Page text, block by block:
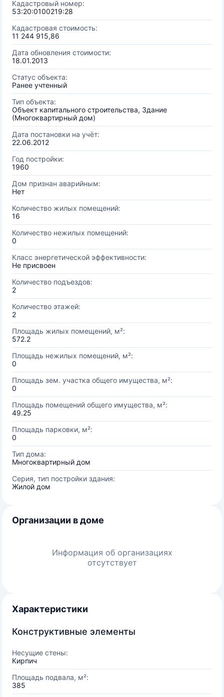
Кадастровый номер:
53:20:0100219:28
Кадастровая стоимость:
11 244 915,86
Дата обновления стоимости:
18.01.2013
Статус объекта:
Ранее учтенный
Тип объекта:
Объект капитального строительства, Здание
(Многоквартирный дом)
Дата постановки на учёт:
22.06.2012
Год постройки:
1960
Дом признан аварийным:
Нет
Количество жилых помещений:
16
Количество нежилых помещений:
0
Класс энергетической эффективности:
Не присвоен
Количество подъездов:
2
Количество этажей:
2
Площадь жилых помещений, м²:
572.2
Площадь нежилых помещений, м²:
0
Площадь зем. участка общего имущества, м²:
0
Площадь помещений общего имущества, м²:
49.25
Площадь парковки, м²:
0
Тип дома:
Многоквартирный дом
Серия, тип постройки здания:
Жилой дом
Организации в доме
Информация об организациях
отсутствует
Характеристики
Конструктивные элементы
Несущие стены:
Кирпич
Площадь подвала, м²:
385